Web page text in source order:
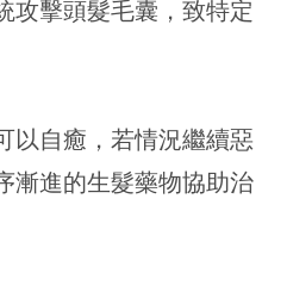
攻擊頭髮毛囊，致特定
以自癒，若情況繼續惡
漸進的生髮藥物協助治